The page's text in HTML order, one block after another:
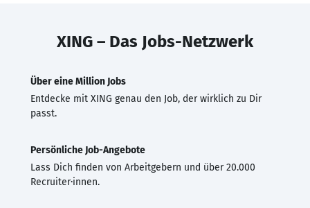
XING – Das Jobs-Netzwerk
Über eine Million Jobs
Entdecke mit XING genau den Job, der wirklich zu Dir
passt.
Persönliche Job-Angebote
Lass Dich finden von Arbeitgebern und über 20.000
Recruiter·innen.